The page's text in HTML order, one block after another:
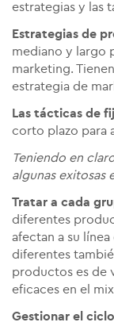
estrategias y las
Estrategias de
mediano y largo
marketing.
estrategia de
Las tácticas de
corto plazo para
Teniendo en
algunas exitosas
Tratar a cada
diferentes
afectan a su
diferentes
productos es de
eficaces en el
Gestionar el